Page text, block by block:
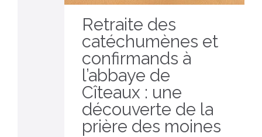
Retraite des
catéchumènes et
confirmands à
l’abbaye de
Cîteaux : une
découverte de la
prière des moines